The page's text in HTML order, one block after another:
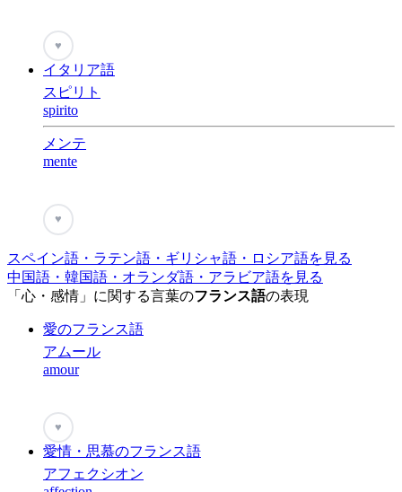
♥
イタリア語
スピリト
spirito
メンテ
mente
♥
スペイン語・ラテン語・ギリシャ語・ロシア語を見る
中国語・韓国語・オランダ語・アラビア語を見る
「心・感情」に関する言葉のフランス語の表現
愛のフランス語
アムール
amour
♥
愛情・思慕のフランス語
アフェクシオン